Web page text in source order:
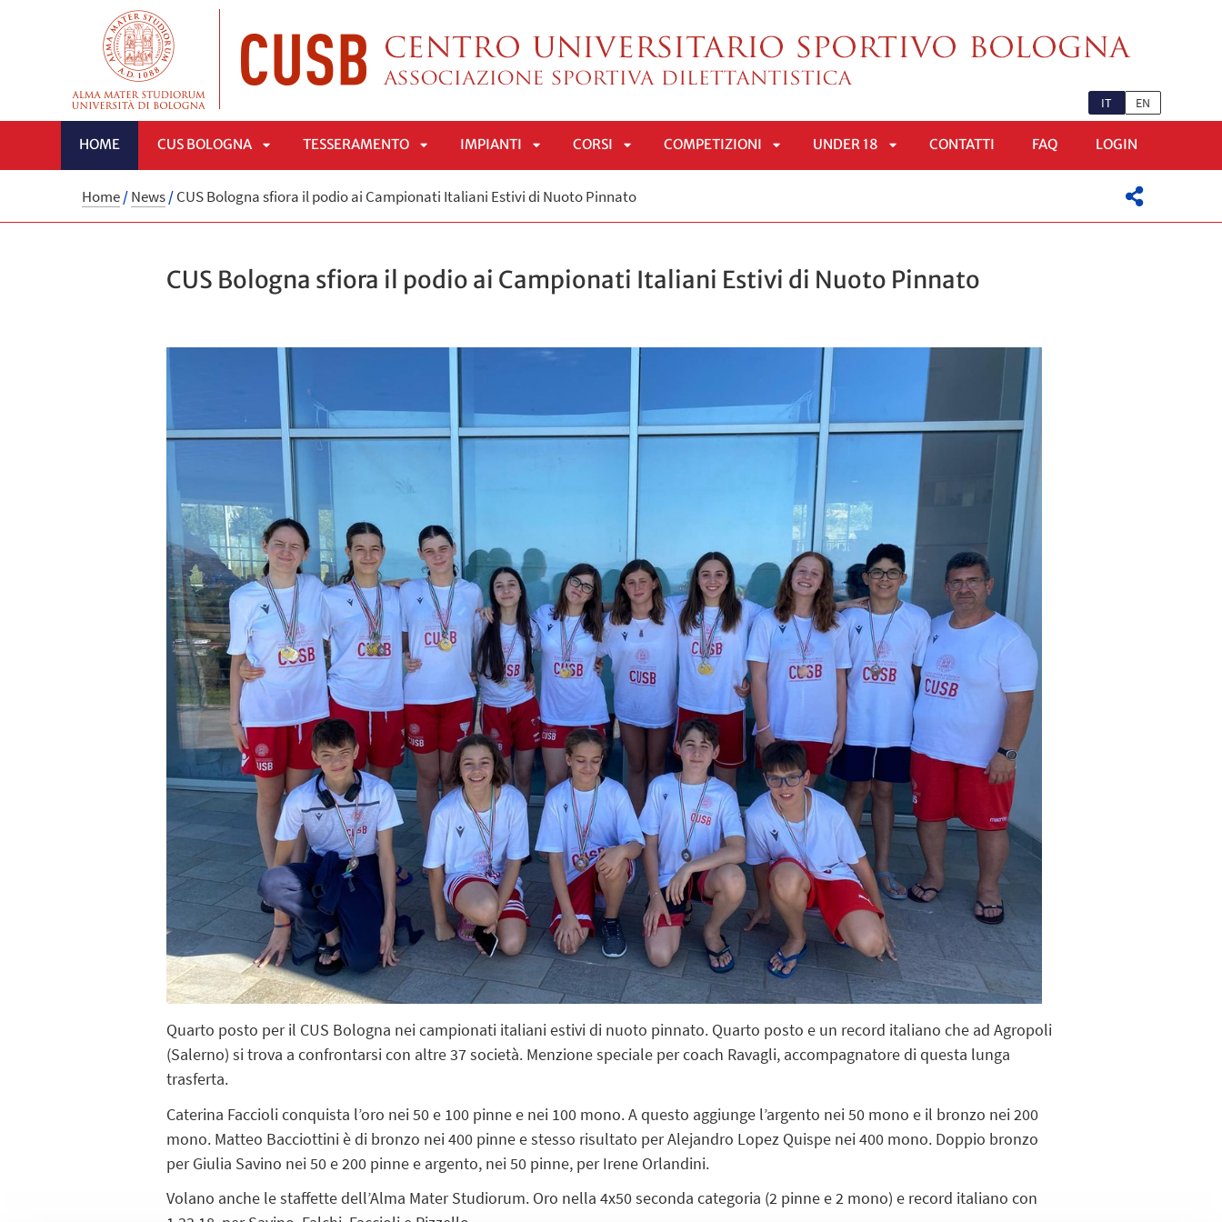
IT EN
HOME CUS BOLOGNA
APRI
TESSERAMENTO
APRI
IMPIANTI
APRI
CORSI
APRI
COMPETIZIONI UNDER 18 CONTATTI FAQ LOGIN
Home/News/CUS Bologna sfiora il podio ai Campionati Italiani Estivi di Nuoto Pinnato
CUS Bologna sfiora il podio ai Campionati Italiani Estivi di Nuoto Pinnato
Quarto posto per il CUS Bologna nei campionati italiani estivi di nuoto pinnato. Quarto posto e un record italiano che ad Agropoli
(Salerno) si trova a confrontarsi con altre 37 società. Menzione speciale per coach Ravagli, accompagnatore di questa lunga
trasferta.
Caterina Faccioli conquista l’oro nei 50 e 100 pinne e nei 100 mono. A questo aggiunge l’argento nei 50 mono e il bronzo nei 200
mono. Matteo Bacciottini è di bronzo nei 400 pinne e stesso risultato per Alejandro Lopez Quispe nei 400 mono. Doppio bronzo
per Giulia Savino nei 50 e 200 pinne e argento, nei 50 pinne, per Irene Orlandini.
Volano anche le staffette dell’Alma Mater Studiorum. Oro nella 4x50 seconda categoria (2 pinne e 2 mono) e record italiano con